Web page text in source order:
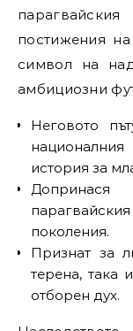
постижения
символ на
амбициозни
Неговото
история за
поколения.
Признат за
терена, така
отборен дух.